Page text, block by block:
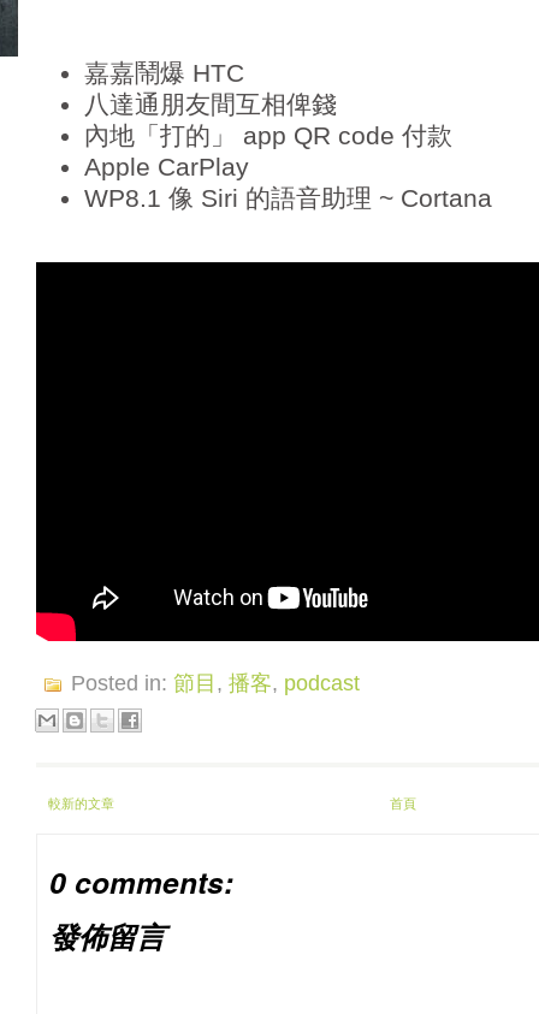
嘉嘉鬧爆 HTC
八達通朋友間互相俾錢
內地「打的」 app QR code 付款
Apple CarPlay
WP8.1 像 Siri 的語音助理 ~ Cortana
Posted in: 節目, 播客, podcast
較新的文章 首頁
0 comments:
發佈留言